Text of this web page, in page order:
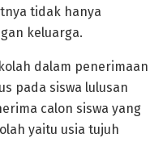
tidak hanya
keluarga.
dalam penerimaan
pada siswa lulusan
calon siswa yang
yaitu usia tujuh